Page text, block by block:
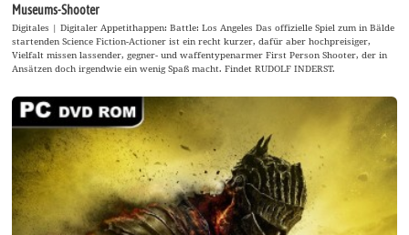
Museums-Shooter
Digitales | Digitaler Appetithappen: Battle: Los Angeles Das offizielle Spiel zum in Bälde
startenden Science Fiction-Actioner ist ein recht kurzer, dafür aber hochpreisiger,
Vielfalt missen lassender, gegner- und waffentypenarmer First Person Shooter, der in
Ansätzen doch irgendwie ein wenig Spaß macht. Findet RUDOLF INDERST.